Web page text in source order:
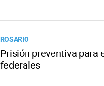
ROSARIO
Prisión preventiva para
federales